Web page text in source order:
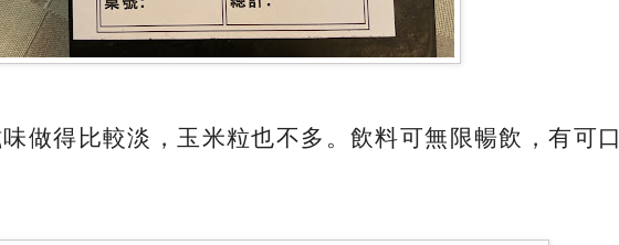
做得比較淡，玉米粒也不多。飲料可無限暢飲，有可口